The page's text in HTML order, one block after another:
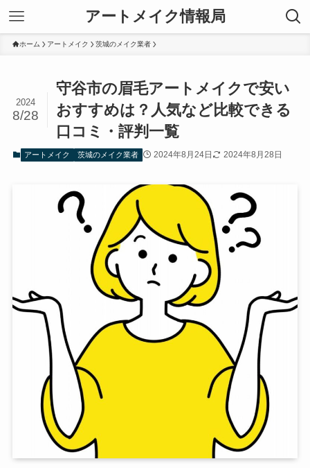
アートメイク情報局
ホーム アートメイク 茨城のメイク業者
守谷市の眉毛アートメイクで安い
おすすめは？人気など比較できる
口コミ・評判一覧
2024
8/28
アートメイク 茨城のメイク業者 2024年8月24日 2024年8月28日